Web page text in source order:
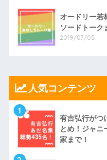
オードリー若
ソードトーク
2019/07/05
人気コンテンツ
1
有吉弘行がつ
とめ！ジャニ
家まで！